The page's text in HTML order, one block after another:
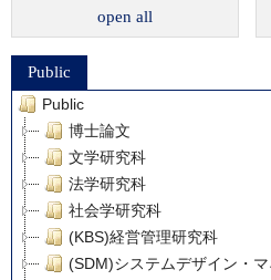
open all
Public
Public
博士論文
文学研究科
法学研究科
社会学研究科
(KBS)経営管理研究科
(SDM)システムデザイン・